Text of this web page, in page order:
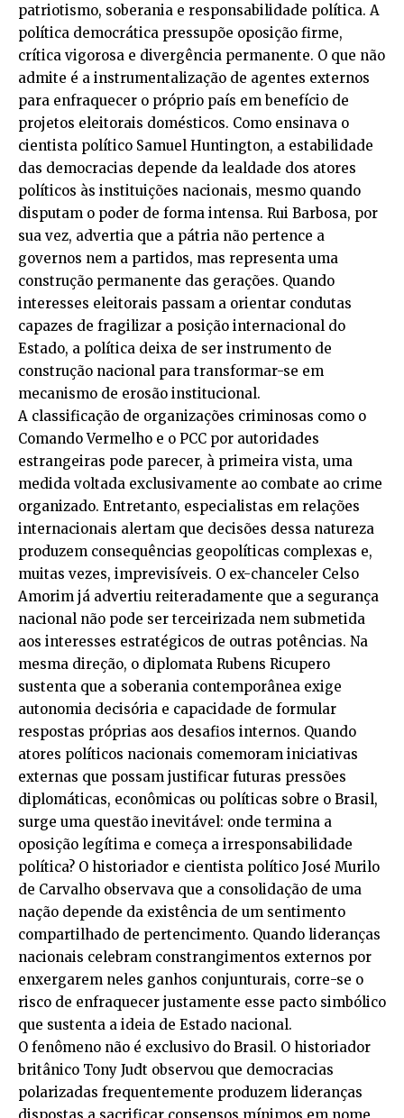
patriotismo, soberania e responsabilidade política. A
política democrática pressupõe oposição firme,
crítica vigorosa e divergência permanente. O que não
admite é a instrumentalização de agentes externos
para enfraquecer o próprio país em benefício de
projetos eleitorais domésticos. Como ensinava o
cientista político Samuel Huntington, a estabilidade
das democracias depende da lealdade dos atores
políticos às instituições nacionais, mesmo quando
disputam o poder de forma intensa. Rui Barbosa, por
sua vez, advertia que a pátria não pertence a
governos nem a partidos, mas representa uma
construção permanente das gerações. Quando
interesses eleitorais passam a orientar condutas
capazes de fragilizar a posição internacional do
Estado, a política deixa de ser instrumento de
construção nacional para transformar-se em
mecanismo de erosão institucional.
A classificação de organizações criminosas como o
Comando Vermelho e o PCC por autoridades
estrangeiras pode parecer, à primeira vista, uma
medida voltada exclusivamente ao combate ao crime
organizado. Entretanto, especialistas em relações
internacionais alertam que decisões dessa natureza
produzem consequências geopolíticas complexas e,
muitas vezes, imprevisíveis. O ex-chanceler Celso
Amorim já advertiu reiteradamente que a segurança
nacional não pode ser terceirizada nem submetida
aos interesses estratégicos de outras potências. Na
mesma direção, o diplomata Rubens Ricupero
sustenta que a soberania contemporânea exige
autonomia decisória e capacidade de formular
respostas próprias aos desafios internos. Quando
atores políticos nacionais comemoram iniciativas
externas que possam justificar futuras pressões
diplomáticas, econômicas ou políticas sobre o Brasil,
surge uma questão inevitável: onde termina a
oposição legítima e começa a irresponsabilidade
política? O historiador e cientista político José Murilo
de Carvalho observava que a consolidação de uma
nação depende da existência de um sentimento
compartilhado de pertencimento. Quando lideranças
nacionais celebram constrangimentos externos por
enxergarem neles ganhos conjunturais, corre-se o
risco de enfraquecer justamente esse pacto simbólico
que sustenta a ideia de Estado nacional.
O fenômeno não é exclusivo do Brasil. O historiador
britânico Tony Judt observou que democracias
polarizadas frequentemente produzem lideranças